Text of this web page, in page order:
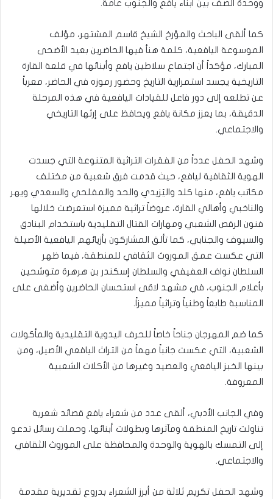
ووحدة الصف بين أبناء يافع والجنوب عامة.
كما ألقى الباحث والمؤرخ الشيخ قاسم المشتهر، مؤلف
الموسوعة اليافعية، كلمة هنأ فيها الحاضرين بعيد الأضحى
المبارك، مؤكداً أن اجتماع سلاطين يافع وأبنائها في قلعة القارة
التاريخية يجسد استمرارية التاريخ وحضور رموزه في الحاضر، معرباً
عن تطلعه إلى دور فاعل للقيادات اليافعية في هذه المرحلة
الدقيقة، بما يعزز مكانة يافع ويحافظ على إرثها التاريخي
والاجتماعي.
وشهد الحفل عدداً من الفقرات التراثية المتنوعة التي جسدت
الهوية الثقافية ليافع، حيث قدمت فرق شعبية من مختلف
مكاتب يافع، منها كلد واليَزيدي والحد والمفلحي والسعدي ويهر
والناخبي وأهالي القارة، عروضاً تراثية مميزة استعرضت خلالها
فنون الرقص الشعبي ومهارات القتال التقليدية باستخدام البنادق
والسيوف والجنابي، كما تألق المشاركون بأزيائهم اليافعية الأصيلة
التي عكست عمق الموروث الثقافي للمنطقة، فيما ظهر
السلطان نواف العفيفي والسلطان إسكندر بن هرهرة متوشحين
بأعلام الجنوب، في مشهد لاقى استحسان الحاضرين وأضفى على
المناسبة طابعاً وطنياً وتراثياً مميزاً.
كما ضم المهرجان جناحاً خاصاً للحرف اليدوية التقليدية والمأكولات
الشعبية، التي عكست جانباً مهماً من التراث اليافعي الأصيل، ومن
بينها الخبز اليافعي والعصيد وغيرها من الأكلات الشعبية
المعروفة.
وفي الجانب الأدبي، ألقى عدد من شعراء يافع قصائد شعرية
تناولت تاريخ المنطقة ومآثرها وبطولات أبنائها، وحملت رسائل تدعو
إلى التمسك بالهوية والوحدة والمحافظة على الموروث الثقافي
والاجتماعي.
وشهد الحفل تكريم ثلاثة من أبرز الشعراء بدروع تقديرية مقدمة